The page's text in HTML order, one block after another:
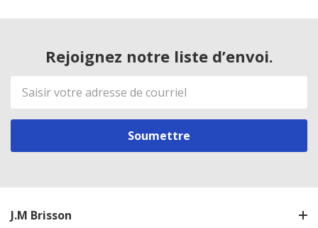
Rejoignez notre liste d’envoi.
Adresse
de
courriel
J.M Brisson